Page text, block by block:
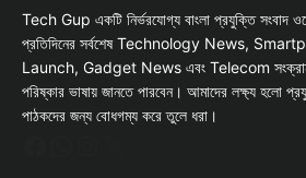
Tech Gup একটি নির্ভরযোগ্য বাংলা প্রযুক্তি সংবাদ
প্রতিদিনের সর্বশেষ Technology News,
Launch, Gadget News এবং Telecom
পরিষ্কার ভাষায় জানতে পারবেন। আমাদের লক্ষ্য হলো
পাঠকদের জন্য বোধগম্য করে তুলে ধরা।